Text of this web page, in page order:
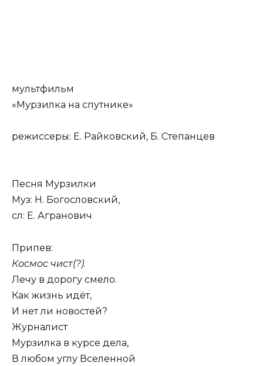
мультфильм
«Мурзилка на спутнике»
режиссеры: Е. Райковский, Б. Степанцев
Песня Мурзилки
Муз: Н. Богословский,
сл: Е. Агранович
Припев:
Космос чист(?).
Лечу в дорогу смело.
Как жизнь идёт,
И нет ли новостей?
Журналист
Мурзилка в курсе дела,
В любом углу Вселенной